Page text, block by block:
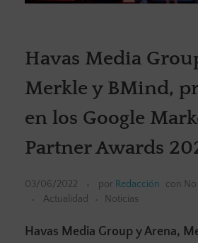
Havas Media
Merkle y BMind,
en los Google
Partner Awards
03/06/2022 por Redacción con
Actualidad
Noticias
Havas Media Group y Arena,